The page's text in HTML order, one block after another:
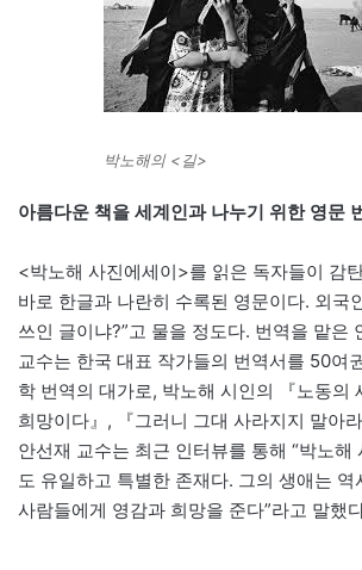
박노해의 <길>
아름다운 책을 세계인과 나누기 위한 영문
<박노해 사진에세이>를 읽은 독자들이 감
바로 한글과 나란히 수록된 영문이다. 외국
쓰인 글이냐?”고 물을 정도다. 번역을 맡은
교수는 한국 대표 작가들의 번역서를 50여
학 번역의 대가로, 박노해 시인의 『노동의
희망이다』, 『그러니 그대 사라지지 말아
안선재 교수는 최근 인터뷰를 통해 “박노해
도 유일하고 특별한 존재다. 그의 생애는
사람들에게 영감과 희망을 준다”라고 말했